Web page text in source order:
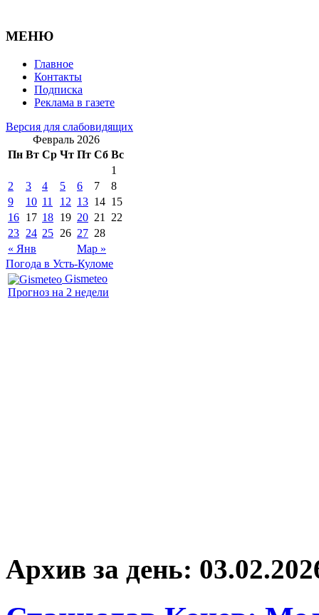
МЕНЮ
Главное
Контакты
Подписка
Реклама в газете
Версия для слабовидящих
Февраль 2026
Пн Вт Ср Чт Пт Сб Вс
« Янв Мар »
1
2
3 4 5 6 7
8
9
10 11 12 13 14 15
16 17 18 19 20 21
22
23 24 25 26 27 28
Погода в Усть-Куломе
Gismeteo
Прогноз на 2 недели
Архив за день: